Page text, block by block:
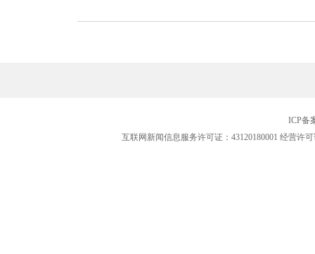
ICP备
互联网新闻信息服务许可证：43120180001 经营许可